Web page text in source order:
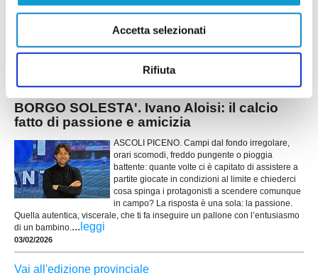
Accetta selezionati
Rifiuta
nel girone H di Seconda Categoria. La sfida tra
Venarottese e Porta Romana promette scintille
non solo per il peso specifico che avrà sulla
particolare che la rende ancora più affascinante: il derby in famiglia tra
BORGO SOLESTA'. Ivano Aloisi: il calcio
fatto di passione e amicizia
ASCOLI PICENO. Campi dal fondo irregolare,
orari scomodi, freddo pungente o pioggia
battente: quante volte ci è capitato di assistere a
partite giocate in condizioni al limite e chiederci
cosa spinga i protagonisti a scendere comunque
in campo? La risposta è una sola: la passione.
Quella autentica, viscerale, che ti fa inseguire un pallone con l’entusiasmo
di un bambino. ... leggi
03/02/2026
Vai all'edizione provinciale